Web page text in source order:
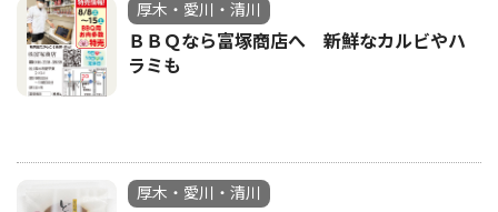
厚木・愛川・清川
ＢＢＱなら富塚商店へ 新鮮なカルビやハ
ラミも
厚木・愛川・清川